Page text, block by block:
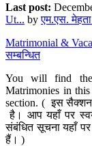
Last post:
Ut... byएम.एस.
Matrimonial &
सम्बन्धित
You will find the
Matrimonies in
section. ( इस सैक्शन
है। आप यहाँ पर
संबंधित सूचना यहाँ
हैं। )